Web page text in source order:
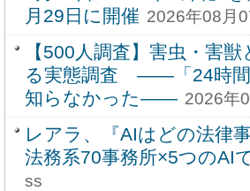
月29日に開催 2026年08月
【500人調査】害虫・害
る実態調査 ――「24時間
知らなかった―― 2026年
レアラ、『AIはどの法律
法務系70事務所×5つのAI
ss